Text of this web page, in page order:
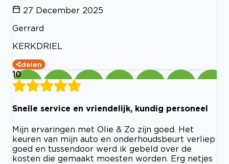
27 December 2025
Gerrard
KERKDRIEL
delen
10
Snelle service en vriendelijk, kundig personeel
Mijn ervaringen met Olie & Zo zijn goed. Het
keuren van mijn auto en onderhoudsbeurt verliep
goed en tussendoor werd ik gebeld over de
kosten die gemaakt moesten worden. Erg netjes